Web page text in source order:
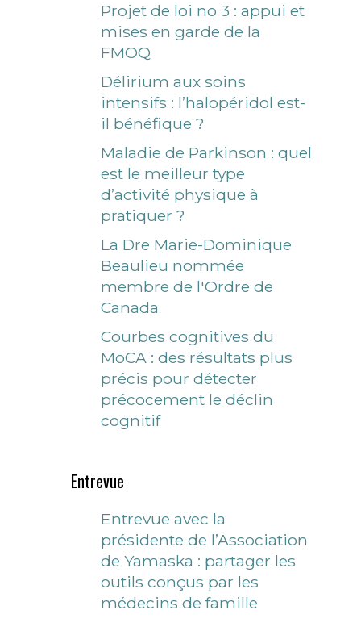
Projet de loi no 3 : appui et
mises en garde de la
FMOQ
Délirium aux soins
intensifs : l’halopéridol est-
il bénéfique ?
Maladie de Parkinson : quel
est le meilleur type
d’activité physique à
pratiquer ?
La Dre Marie-Dominique
Beaulieu nommée
membre de l'Ordre de
Canada
Courbes cognitives du
MoCA : des résultats plus
précis pour détecter
précocement le déclin
cognitif
Entrevue
Entrevue avec la
présidente de l’Association
de Yamaska : partager les
outils conçus par les
médecins de famille